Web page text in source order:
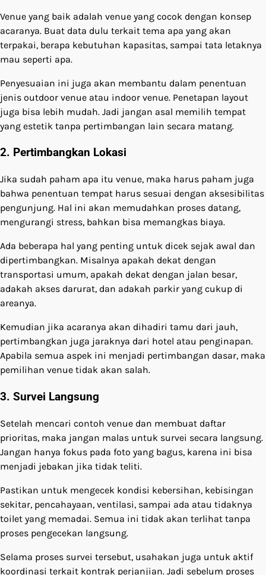
Venue yang baik adalah venue yang cocok dengan konsep
acaranya. Buat data dulu terkait tema apa yang akan
terpakai, berapa kebutuhan kapasitas, sampai tata letaknya
mau seperti apa.
Penyesuaian ini juga akan membantu dalam penentuan
jenis outdoor venue atau indoor venue. Penetapan layout
juga bisa lebih mudah. Jadi jangan asal memilih tempat
yang estetik tanpa pertimbangan lain secara matang.
2. Pertimbangkan Lokasi
Jika sudah paham apa itu venue, maka harus paham juga
bahwa penentuan tempat harus sesuai dengan aksesibilitas
pengunjung. Hal ini akan memudahkan proses datang,
mengurangi stress, bahkan bisa memangkas biaya.
Ada beberapa hal yang penting untuk dicek sejak awal dan
dipertimbangkan. Misalnya apakah dekat dengan
transportasi umum, apakah dekat dengan jalan besar,
adakah akses darurat, dan adakah parkir yang cukup di
areanya.
Kemudian jika acaranya akan dihadiri tamu dari jauh,
pertimbangkan juga jaraknya dari hotel atau penginapan.
Apabila semua aspek ini menjadi pertimbangan dasar, maka
pemilihan venue tidak akan salah.
3. Survei Langsung
Setelah mencari contoh venue dan membuat daftar
prioritas, maka jangan malas untuk survei secara langsung.
Jangan hanya fokus pada foto yang bagus, karena ini bisa
menjadi jebakan jika tidak teliti.
Pastikan untuk mengecek kondisi kebersihan, kebisingan
sekitar, pencahayaan, ventilasi, sampai ada atau tidaknya
toilet yang memadai. Semua ini tidak akan terlihat tanpa
proses pengecekan langsung.
Selama proses survei tersebut, usahakan juga untuk aktif
koordinasi terkait kontrak perjanjian. Jadi sebelum proses